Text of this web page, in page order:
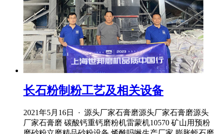
长石粉制粉工艺及相关设备
2021年5月16日 · 源头厂家石膏磨源头厂家石膏磨源头
厂家石膏磨 碳酸钙重钙磨粉机雷蒙机10570 矿山用预粉